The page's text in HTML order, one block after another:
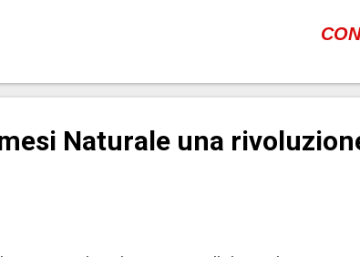
anni fa, la gravel è cresciuta in popolarità
al traffico (ghiaia, piste forestali, strade
con gare su quattro continenti dove i piloti
Campionati del mondo UCI Gravel ch...
Naturale una